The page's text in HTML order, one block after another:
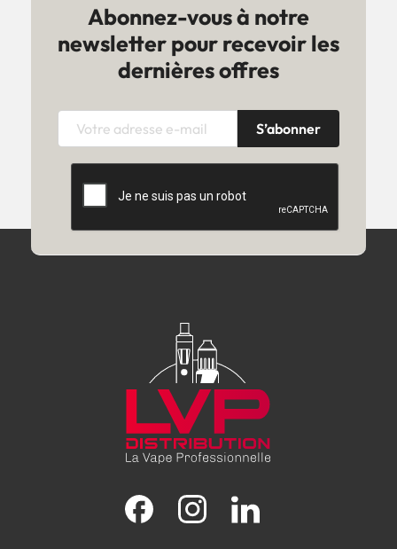
Abonnez-vous à notre
newsletter pour recevoir les
dernières offres
Facebook Instagram